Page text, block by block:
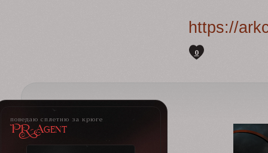
https://
0
поведаю сплетню за крюге
PR-Agent